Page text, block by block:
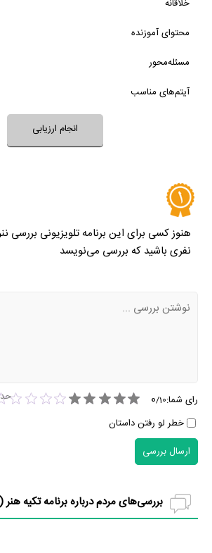
بله
خیر
خلاقانه
محتوای آموزنده
مسئله‌محور
آیتم‌های مناسب
انجام ارزیابی
هنوز کسی برای این برنامه تلویزیونی بررسی
نفری باشید که بررسی می‌نویسد
رای شما: 0/10
خطر لو رفتن داستان
ارسال بررسی
بررسی‌های مردم درباره برنامه تکیه هنر (